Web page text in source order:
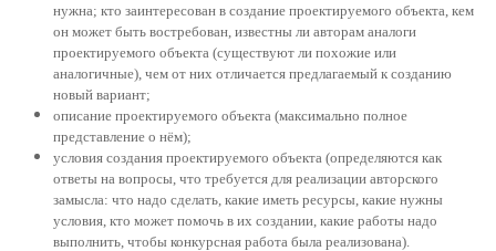
нужна; кто заинтересован в создание проектируемого объекта, кем
он может быть востребован, известны ли авторам аналоги
проектируемого объекта (существуют ли похожие или
аналогичные), чем от них отличается предлагаемый к созданию
новый вариант;
описание проектируемого объекта (максимально полное
представление о нём);
условия создания проектируемого объекта (определяются как
ответы на вопросы, что требуется для реализации авторского
замысла: что надо сделать, какие иметь ресурсы, какие нужны
условия, кто может помочь в их создании, какие работы надо
выполнить, чтобы конкурсная работа была реализована).